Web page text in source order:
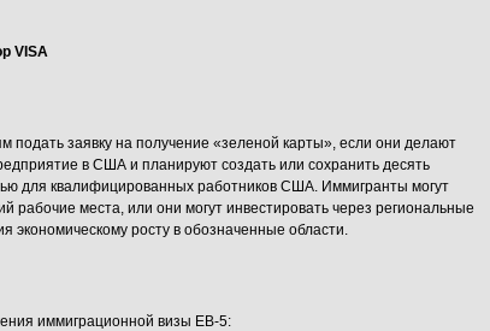
VISA
подать заявку на получение «зеленой карты», если они делают
в США и планируют создать или сохранить десять
для квалифицированных работников США. Иммигранты могут
рабочие места, или они могут инвестировать через региональные
экономическому росту в обозначенные области.
иммиграционной визы EB-5: